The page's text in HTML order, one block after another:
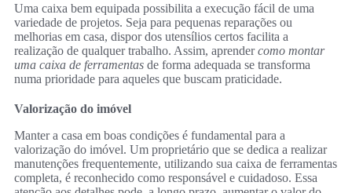
Uma caixa bem equipada possibilita a execução fácil de uma
variedade de projetos. Seja para pequenas reparações ou
melhorias em casa, dispor dos utensílios certos facilita a
realização de qualquer trabalho. Assim, aprendercomo montar
uma caixa de ferramentas de forma adequada se transforma
numa prioridade para aqueles que buscam praticidade.
Valorização do imóvel
Manter a casa em boas condições é fundamental para a
valorização do imóvel. Um proprietário que se dedica a realizar
manutenções frequentemente, utilizando sua caixa de ferramentas
completa, é reconhecido como responsável e cuidadoso. Essa